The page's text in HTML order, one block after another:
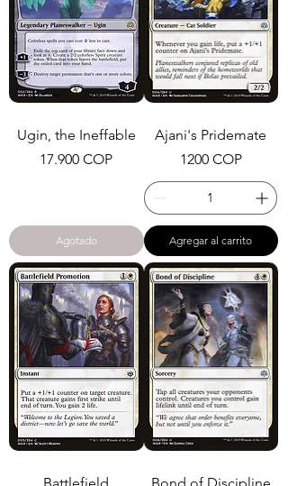
Ugin, the Ineffable
Precio
17.900 COP
Agotado
Ajani's Pridemate
Precio
1200 COP
Agregar al carrito